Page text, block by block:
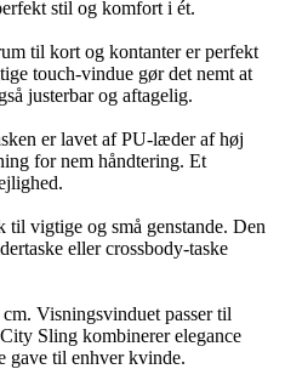
stil og komfort i ét.
til kort og kontanter er perfekt
touch-vindue gør det nemt at
justerbar og aftagelig.
er lavet af PU-læder af høj
for nem håndtering. Et
til vigtige og små genstande. Den
eller crossbody-taske
Visningsvinduet passer til
Sling kombinerer elegance
gave til enhver kvinde.